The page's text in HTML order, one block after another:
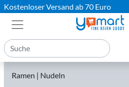
Kostenloser Versand ab 70 Euro
Ramen | Nudeln